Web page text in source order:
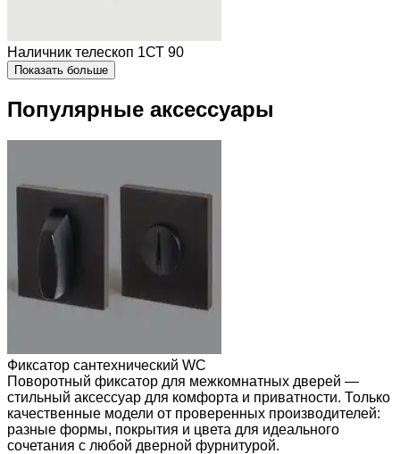
Наличник телескоп 1СТ 90
Показать больше
Популярные аксессуары
Фиксатор сантехнический WC
Поворотный фиксатор для межкомнатных дверей —
стильный аксессуар для комфорта и приватности. Только
качественные модели от проверенных производителей:
разные формы, покрытия и цвета для идеального
сочетания с любой дверной фурнитурой.